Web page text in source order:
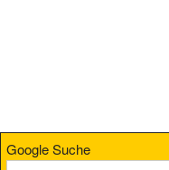
Google Suche